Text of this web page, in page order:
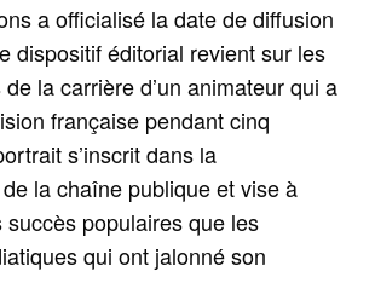
a officialisé la date de diffusion
dispositif éditorial revient sur les
la carrière d’un animateur qui a
française pendant cinq
s’inscrit dans la
la chaîne publique et vise à
succès populaires que les
qui ont jalonné son